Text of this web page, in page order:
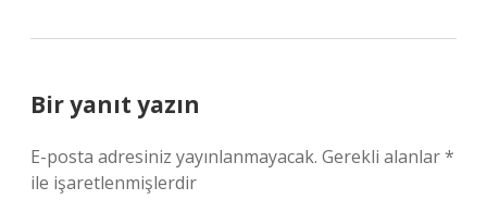
Bir yanıt yazın
E-posta adresiniz yayınlanmayacak. Gerekli alanlar*
ile işaretlenmişlerdir